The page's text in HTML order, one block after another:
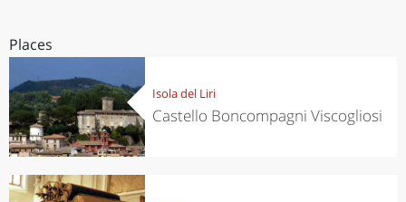
Places
Isola del Liri
Castello Boncompagni Viscogliosi